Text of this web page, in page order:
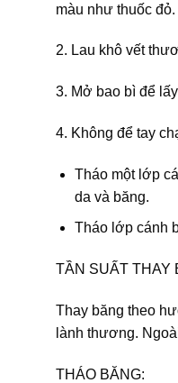
màu như thuốc
2. Lau khô vết
3. Mở bao bì để
4. Không để tay
Tháo một lớp
da và băng.
Tháo lớp cánh
TẦN SUẤT THAY
Thay băng theo
lành thương.
THÁO BĂNG: